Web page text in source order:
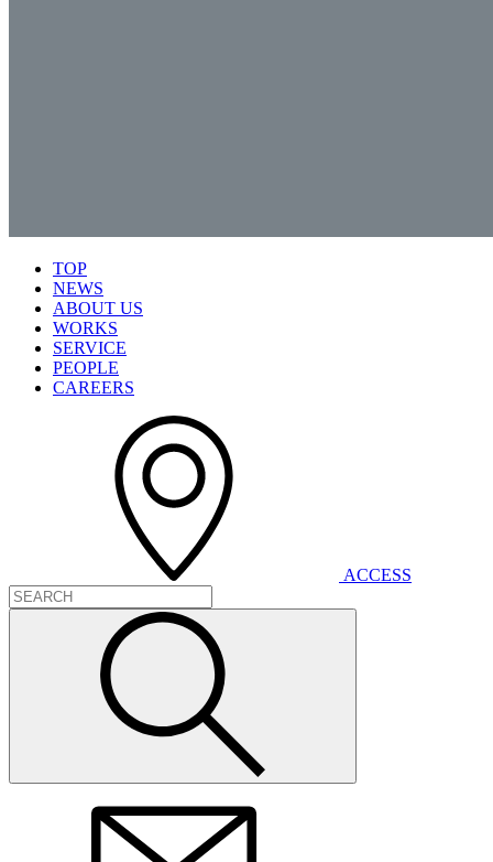
TOP
NEWS
ABOUT US
WORKS
SERVICE
PEOPLE
CAREERS
ACCESS